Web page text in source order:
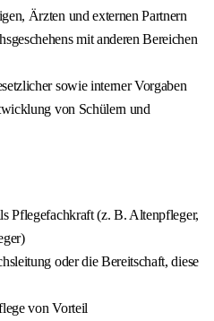
Ärzten und externen Partnern
mit anderen Bereichen
sowie interner Vorgaben
von Schülern und
Pflegefachkraft (z. B. Altenpfleger,
oder die Bereitschaft, diese
von Vorteil